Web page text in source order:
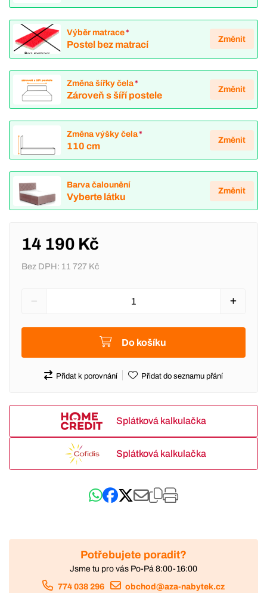
Výběr matrace*
Postel bez matrací
Změnit
Změna šířky čela*
Zároveň s šíří postele
Změnit
Změna výšky čela*
110 cm
Změnit
Barva čalounění
Vyberte látku
Změnit
14 190 Kč
Bez DPH: 11 727 Kč
Do košíku
Přidat k porovnání Přidat do seznamu přání
Splátková kalkulačka
Splátková kalkulačka
Potřebujete poradit?
Jsme tu pro vás Po-Pá 8:00-16:00
774 038 296 obchod@aza-nabytek.cz